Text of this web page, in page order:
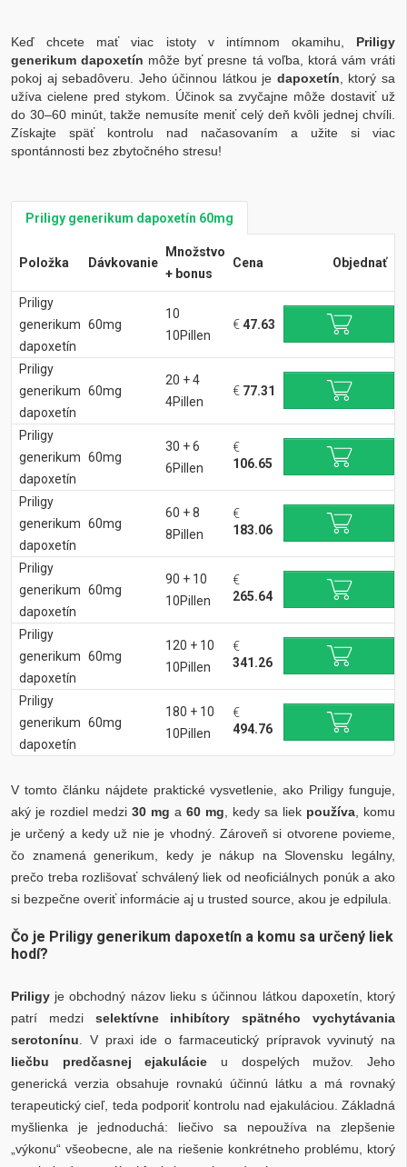
Keď chcete mať viac istoty v intímnom okamihu, Priligy
generikum dapoxetín môže byť presne tá voľba, ktorá vám vráti
pokoj aj sebadôveru. Jeho účinnou látkou je dapoxetín , ktorý sa
užíva cielene pred stykom. Účinok sa zvyčajne môže dostaviť už
do 30–60 minút, takže nemusíte meniť celý deň kvôli jednej chvíli.
Získajte späť kontrolu nad načasovaním a užite si viac
spontánnosti bez zbytočného stresu!
Priligy generikum dapoxetín 60mg
Položka Dávkovanie
Množstvo
+ bonus
Cena Objednať
Priligy
generikum
dapoxetín
60mg
10
10Pillen
€47.63
Priligy
generikum
dapoxetín
60mg
20 + 4
4Pillen
€ 77.31
Priligy
generikum
dapoxetín
60mg
30 + 6
6Pillen
€
106.65
Priligy
generikum
dapoxetín
60mg
60 + 8
8Pillen
€
183.06
Priligy
generikum
dapoxetín
60mg
90 + 10
10Pillen
€
265.64
Priligy
generikum
dapoxetín
60mg
120 + 10
10Pillen
€
341.26
Priligy
generikum
dapoxetín
60mg
180 + 10
10Pillen
€
494.76
V tomto článku nájdete praktické vysvetlenie, ako Priligy funguje,
aký je rozdiel medzi 30 mg a 60 mg , kedy sa liek používa , komu
je určený a kedy už nie je vhodný. Zároveň si otvorene povieme,
čo znamená generikum, kedy je nákup na Slovensku legálny,
prečo treba rozlišovať schválený liek od neoficiálnych ponúk a ako
si bezpečne overiť informácie aj u trusted source, akou je edpilula.
Čo je Priligy generikum dapoxetín a komu sa určený liek
hodí?
Priligy je obchodný názov lieku s účinnou látkou dapoxetín, ktorý
patrí medzi selektívne inhibítory spätného vychytávania
serotonínu . V praxi ide o farmaceutický prípravok vyvinutý na
liečbu predčasnej ejakulácie u dospelých mužov. Jeho
generická verzia obsahuje rovnakú účinnú látku a má rovnaký
terapeutický cieľ, teda podporiť kontrolu nad ejakuláciou. Základná
myšlienka je jednoduchá: liečivo sa nepoužíva na zlepšenie
„výkonu“ všeobecne, ale na riešenie konkrétneho problému, ktorý